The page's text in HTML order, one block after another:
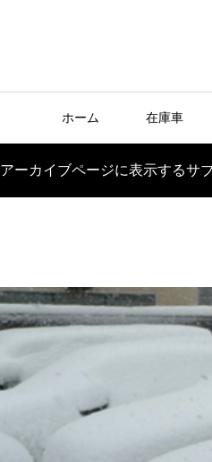
ホーム 在庫車
アーカイブページに表示するサ